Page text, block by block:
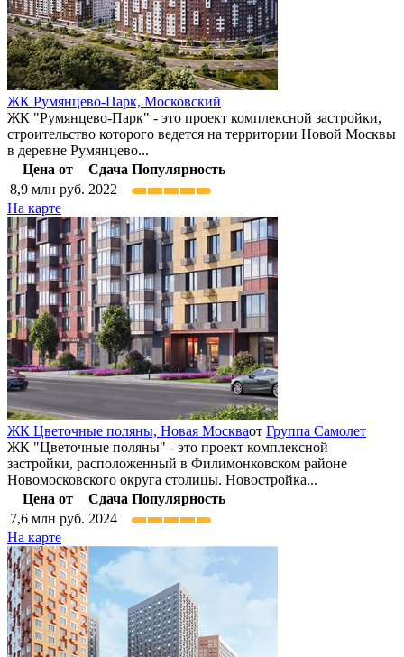
ЖК Румянцево-Парк, Московский
ЖК "Румянцево-Парк" - это проект комплексной застройки,
строительство которого ведется на территории Новой Москвы
в деревне Румянцево...
Цена от
Сдача Популярность
8,9 млн руб. 2022
На карте
ЖК Цветочные поляны, Новая Москваот Группа Самолет
ЖК "Цветочные поляны" - это проект комплексной
застройки, расположенный в Филимонковском районе
Новомосковского округа столицы. Новостройка...
Цена от
Сдача Популярность
7,6 млн руб. 2024
На карте